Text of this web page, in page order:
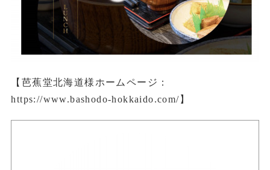
【芭蕉堂北海道様ホームページ：
https://www.bashodo-hokkaido.com/】